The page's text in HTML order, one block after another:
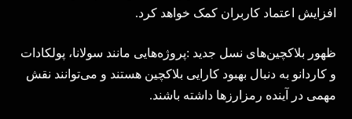
افزایش اعتماد کاربران کمک خواهد کرد.
ظهور بلاکچین‌های نسل جدید :پروژه‌هایی مانند سولانا، پولکادات
و کاردانو به دنبال بهبود کارایی بلاکچین هستند و می‌توانند نقش
مهمی در آینده رمزارزها داشته باشند.